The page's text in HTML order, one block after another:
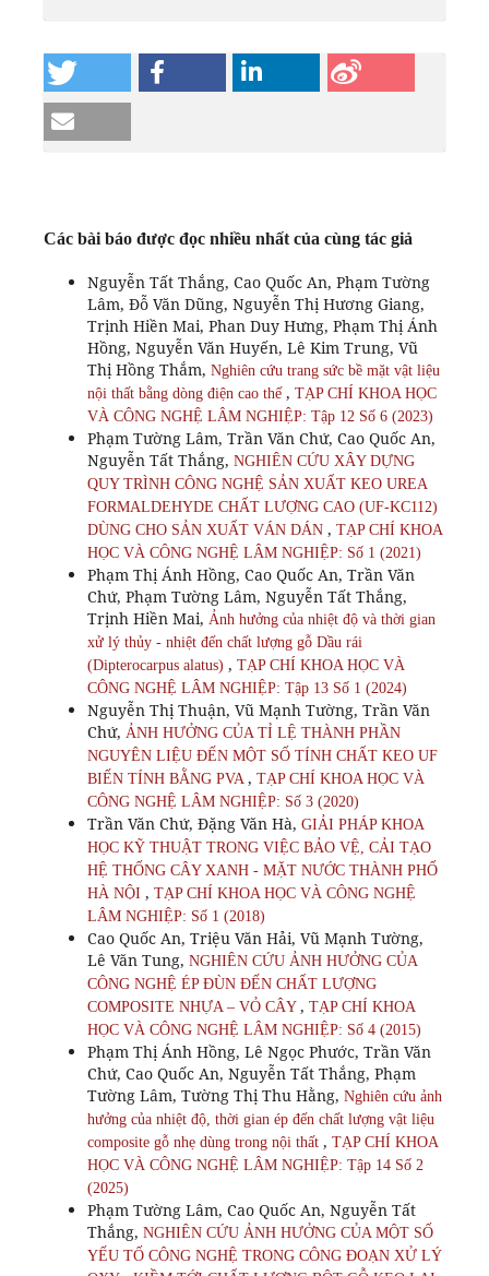
Các bài báo được đọc nhiều nhất của cùng tác giả
Nguyễn Tất Thắng, Cao Quốc An, Phạm Tường
Lâm, Đỗ Văn Dũng, Nguyễn Thị Hương Giang,
Trịnh Hiền Mai, Phan Duy Hưng, Phạm Thị Ánh
Hồng, Nguyễn Văn Huyến, Lê Kim Trung, Vũ
Thị Hồng Thắm, Nghiên cứu trang sức bề mặt vật liệu
nội thất bằng dòng điện cao thế , TẠP CHÍ KHOA HỌC
VÀ CÔNG NGHỆ LÂM NGHIỆP: Tập 12 Số 6 (2023)
Phạm Tường Lâm, Trần Văn Chứ, Cao Quốc An,
Nguyễn Tất Thắng, NGHIÊN CỨU XÂY DỰNG
QUY TRÌNH CÔNG NGHỆ SẢN XUẤT KEO UREA
FORMALDEHYDE CHẤT LƯỢNG CAO (UF-KC112)
DÙNG CHO SẢN XUẤT VÁN DÁN , TẠP CHÍ KHOA
HỌC VÀ CÔNG NGHỆ LÂM NGHIỆP: Số 1 (2021)
Phạm Thị Ánh Hồng, Cao Quốc An, Trần Văn
Chứ, Phạm Tường Lâm, Nguyễn Tất Thắng,
Trịnh Hiền Mai, Ảnh hưởng của nhiệt độ và thời gian
xử lý thủy - nhiệt đến chất lượng gỗ Dầu rái
(Dipterocarpus alatus) , TẠP CHÍ KHOA HỌC VÀ
CÔNG NGHỆ LÂM NGHIỆP: Tập 13 Số 1 (2024)
Nguyễn Thị Thuận, Vũ Mạnh Tường, Trần Văn
Chứ, ẢNH HƯỞNG CỦA TỈ LỆ THÀNH PHẦN
NGUYÊN LIỆU ĐẾN MỘT SỐ TÍNH CHẤT KEO UF
BIẾN TÍNH BẰNG PVA , TẠP CHÍ KHOA HỌC VÀ
CÔNG NGHỆ LÂM NGHIỆP: Số 3 (2020)
Trần Văn Chứ, Đặng Văn Hà, GIẢI PHÁP KHOA
HỌC KỸ THUẬT TRONG VIỆC BẢO VỆ, CẢI TẠO
HỆ THỐNG CÂY XANH - MẶT NƯỚC THÀNH PHỐ
HÀ NỘI , TẠP CHÍ KHOA HỌC VÀ CÔNG NGHỆ
LÂM NGHIỆP: Số 1 (2018)
Cao Quốc An, Triệu Văn Hải, Vũ Mạnh Tường,
Lê Văn Tung, NGHIÊN CỨU ẢNH HƯỞNG CỦA
CÔNG NGHỆ ÉP ĐÙN ĐẾN CHẤT LƯỢNG
COMPOSITE NHỰA – VỎ CÂY , TẠP CHÍ KHOA
HỌC VÀ CÔNG NGHỆ LÂM NGHIỆP: Số 4 (2015)
Phạm Thị Ánh Hồng, Lê Ngọc Phước, Trần Văn
Chứ, Cao Quốc An, Nguyễn Tất Thắng, Phạm
Tường Lâm, Tường Thị Thu Hằng, Nghiên cứu ảnh
hưởng của nhiệt độ, thời gian ép đến chất lượng vật liệu
composite gỗ nhẹ dùng trong nội thất , TẠP CHÍ KHOA
HỌC VÀ CÔNG NGHỆ LÂM NGHIỆP: Tập 14 Số 2
(2025)
Phạm Tường Lâm, Cao Quốc An, Nguyễn Tất
Thắng, NGHIÊN CỨU ẢNH HƯỞNG CỦA MỘT SỐ
YẾU TỐ CÔNG NGHỆ TRONG CÔNG ĐOẠN XỬ LÝ